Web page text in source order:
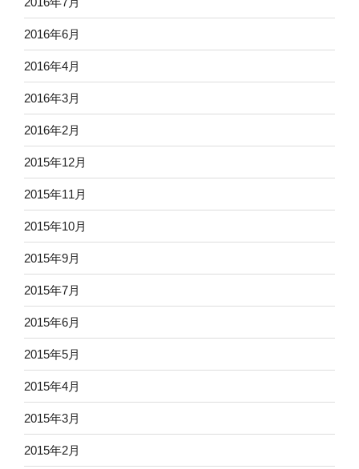
2016年6月
2016年4月
2016年3月
2016年2月
2015年12月
2015年11月
2015年10月
2015年9月
2015年7月
2015年6月
2015年5月
2015年4月
2015年3月
2015年2月